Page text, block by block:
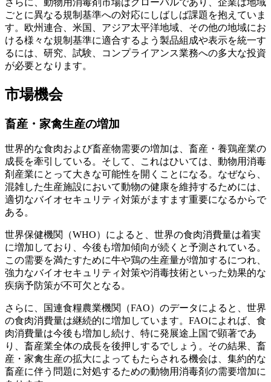
ごとに異なる規制基準への対応にしばしば課題を抱えていま
す。欧州連合、米国、アジア太平洋地域、その他の地域にお
ける様々な規制基準に適合するよう製品組成や表示を統一す
るには、研究、試験、コンプライアンス業務への多大な投資
が必要となります。
市場機会
畜産・家禽生産の増加
世界的な食肉および畜産物需要の増加は、畜産・養鶏産業の
成長を牽引している。そして、これはひいては、動物用消毒
剤産業にとって大きな可能性を開くことになる。なぜなら、
混雑した生産施設において動物の健康を維持するためには、
適切なバイオセキュリティ対策がますます重要になるからで
ある。
世界保健機関（WHO）によると、世界の食肉消費量は着実
に増加しており、今後も増加傾向が続くと予測されている。
この需要を満たすために牛や鶏の生産量が増加するにつれ、
強力なバイオセキュリティ対策や消毒技術といった効果的な
疾病予防策が不可欠となる。
さらに、国連食糧農業機関（FAO）のデータによると、世界
の食肉消費量は継続的に増加しています。FAOによれば、食
肉消費量は今後も増加し続け、特に発展途上国で顕著であ
り、畜産業全体の成長を後押しするでしょう。その結果、畜
産・家禽生産の拡大によってもたらされる機会は、集約的な
畜産に伴う問題に対処するための動物用消毒剤の需要増加に